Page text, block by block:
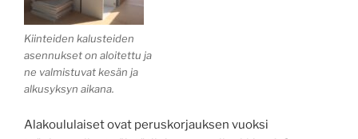
Kiinteiden kalusteiden
asennukset on aloitettu ja
ne valmistuvat kesän ja
alkusyksyn aikana.
Alakoululaiset ovat peruskorjauksen vuoksi